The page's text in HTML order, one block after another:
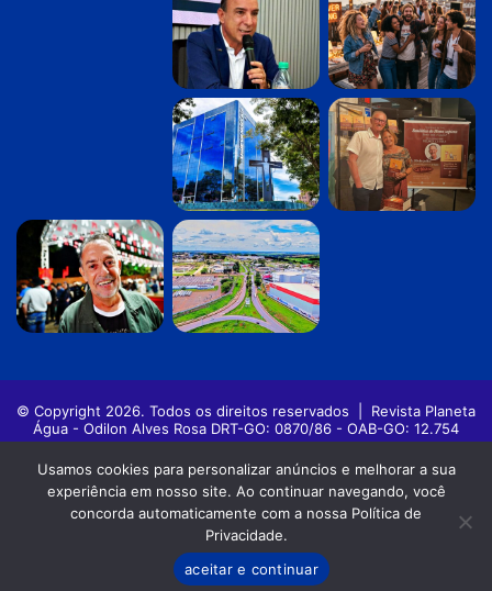
© Copyright 2026. Todos os direitos reservados | Revista Planeta
Água - Odilon Alves Rosa DRT-GO: 0870/86 - OAB-GO: 12.754
Facebook
TwitterPinterestYouTubeInstagram
Usamos cookies para personalizar anúncios e melhorar a sua
experiência em nosso site. Ao continuar navegando, você
concorda automaticamente com a nossa Política de
Privacidade.
aceitar e continuar